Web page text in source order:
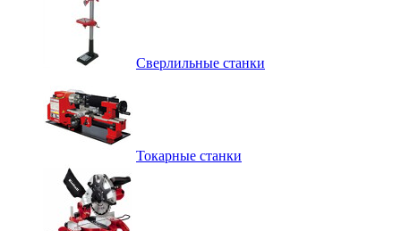
Сверлильные станки
Токарные станки